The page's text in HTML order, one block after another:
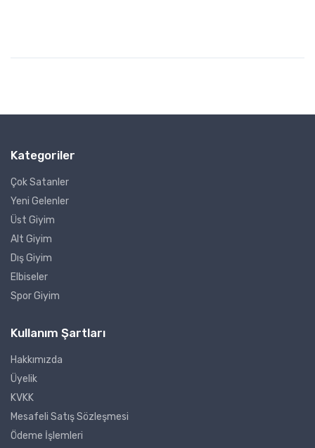
Kategoriler
Çok Satanler
Yeni Gelenler
Üst Giyim
Alt Giyim
Dış Giyim
Elbiseler
Spor Giyim
Kullanım Şartları
Hakkımızda
Üyelik
KVKK
Mesafeli Satış Sözleşmesi
Ödeme İşlemleri